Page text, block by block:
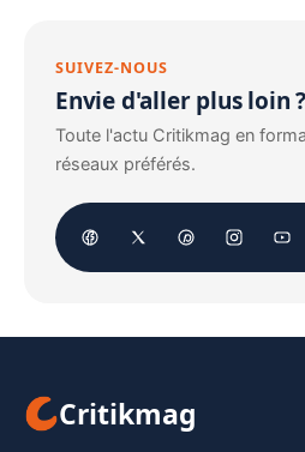
SUIVEZ-NOUS
Envie d'aller plus loin ?
Toute l'actu Critikmag en
réseaux préférés.
Critikmag